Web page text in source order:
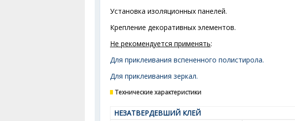
Установка изоляционных панелей.
Крепление декоративных элементов.
Не рекомендуется применять:
Для приклеивания вспененного полистирола.
Для приклеивания зеркал.
Технические характеристики
НЕЗАТВЕРДЕВШИЙ КЛЕЙ